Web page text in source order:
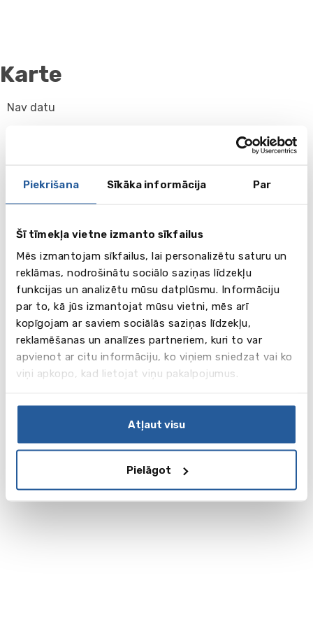
Piekrišana Sīkāka informācija Par
Šī tīmekļa vietne izmanto sīkfailus
Mēs izmantojam sīkfailus, lai personalizētu saturu un
reklāmas, nodrošinātu sociālo saziņas līdzekļu
funkcijas un analizētu mūsu datplūsmu. Informāciju
par to, kā jūs izmantojat mūsu vietni, mēs arī
kopīgojam ar saviem sociālās saziņas līdzekļu,
reklamēšanas un analīzes partneriem, kuri to var
apvienot ar citu informāciju, ko viņiem sniedzat vai ko
viņi apkopo, kad lietojat viņu pakalpojumus.
Atļaut visu
Pielāgot
Karte
Nav datu